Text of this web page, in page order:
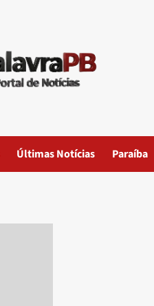
Últimas Notícias Paraíba